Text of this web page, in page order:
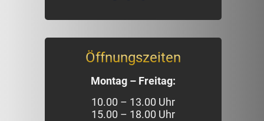
Öffnungszeiten
Montag – Freitag:
10.00 – 13.00 Uhr
15.00 – 18.00 Uhr